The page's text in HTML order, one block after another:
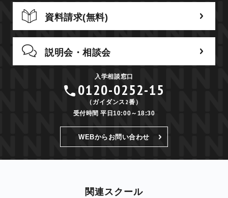
資料請求(無料)
説明会・相談会
入学相談窓口
0120-0252-15
（ガイダンス2番）
受付時間 平日10:00～18:30
WEBからお問い合わせ
関連スクール